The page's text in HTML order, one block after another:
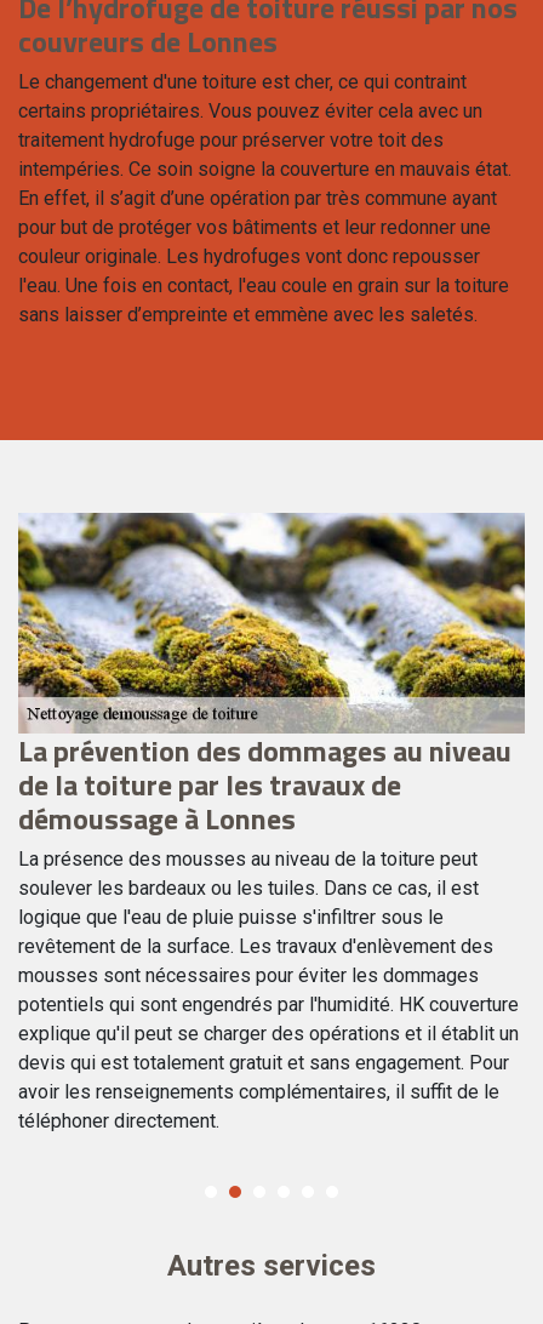
couvreurs de Lonnes
Le changement d'une toiture est cher, ce qui contraint
certains propriétaires. Vous pouvez éviter cela avec un
traitement hydrofuge pour préserver votre toit des
intempéries. Ce soin soigne la couverture en mauvais état.
En effet, il s’agit d’une opération par très commune ayant
pour but de protéger vos bâtiments et leur redonner une
couleur originale. Les hydrofuges vont donc repousser
l'eau. Une fois en contact, l'eau coule en grain sur la toiture
sans laisser d’empreinte et emmène avec les saletés.
La prévention des dommages au niveau
de la toiture par les travaux de
démoussage à Lonnes
La présence des mousses au niveau de la toiture peut
soulever les bardeaux ou les tuiles. Dans ce cas, il est
logique que l'eau de pluie puisse s'infiltrer sous le
revêtement de la surface. Les travaux d'enlèvement des
mousses sont nécessaires pour éviter les dommages
potentiels qui sont engendrés par l'humidité. HK couverture
explique qu'il peut se charger des opérations et il établit un
devis qui est totalement gratuit et sans engagement. Pour
avoir les renseignements complémentaires, il suffit de le
téléphoner directement.
Autres services